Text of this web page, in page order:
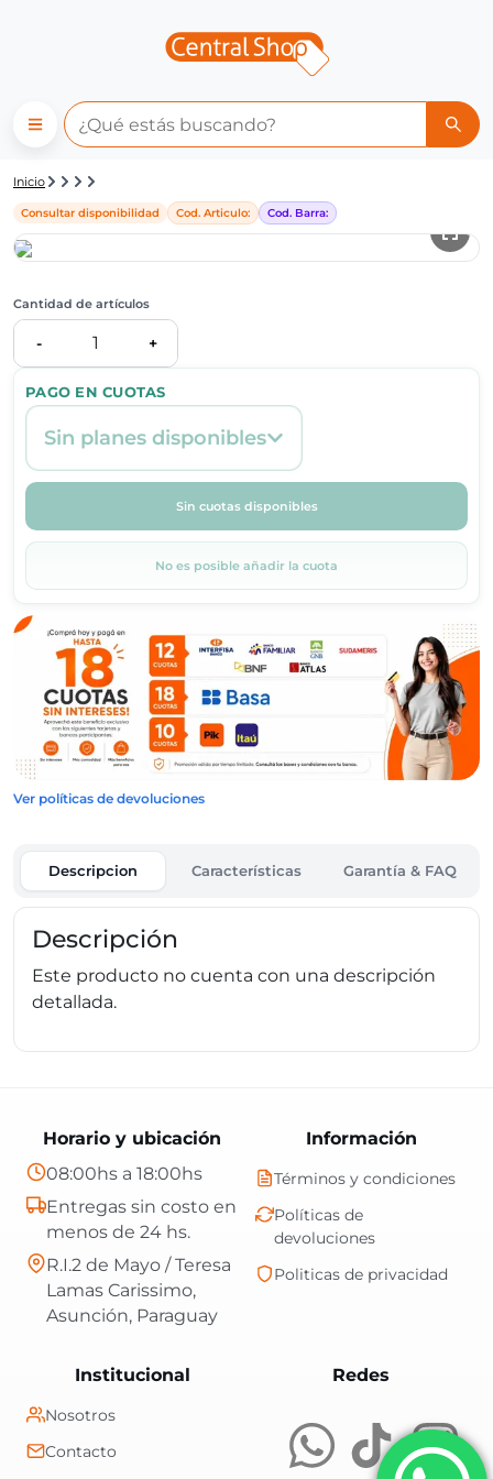
Detalle de producto | Central
Inicio
Consultar disponibilidad Cod. Articulo: Cod. Barra:
PAGO EN CUOTAS
Sin planes disponibles
Sin cuotas disponibles
No es posible añadir la cuota
Cantidad de artículos
- 1 +
Ver políticas de devoluciones
Descripcion Características Garantía & FAQ
Descripción
Este producto no cuenta con una descripción
detallada.
RedesCentral Shop es
Información
Términos y condiciones
Políticas de
devoluciones
Politicas de privacidad
Institucional
Nosotros
Contacto
Horario y ubicación
08:00hs a 18:00hs
Entregas sin costo en
menos de 24 hs.
R.I.2 de Mayo / Teresa
Lamas Carissimo,
Asunción, Paraguay